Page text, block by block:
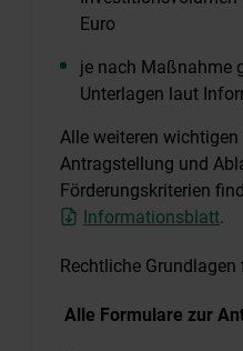
Euro
je nach Maßnahme
Unterlagen laut
Alle weiteren
Antragstellung und
Förderungskriterien
Informationsblatt.
Rechtliche Grundlagen
Alle Formulare zur